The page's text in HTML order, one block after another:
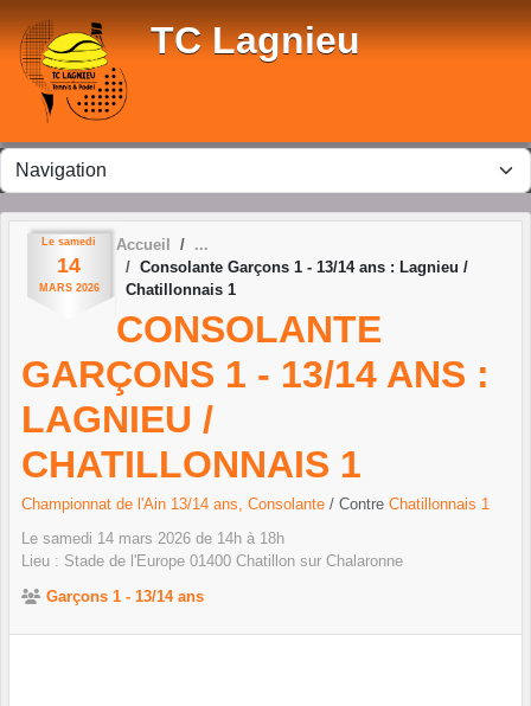
TC Lagnieu
Le samedi
14
MARS 2026
Accueil
Consolante Garçons 1 - 13/14 ans : Lagnieu /
Chatillonnais 1
CONSOLANTE
GARÇONS 1 - 13/14 ANS :
LAGNIEU /
CHATILLONNAIS 1
Championnat de l'Ain 13/14 ans, Consolante / Contre Chatillonnais 1
Le samedi 14 mars 2026 de 14h à 18h
Lieu : Stade de l'Europe 01400 Chatillon sur Chalaronne
Garçons 1 - 13/14 ans